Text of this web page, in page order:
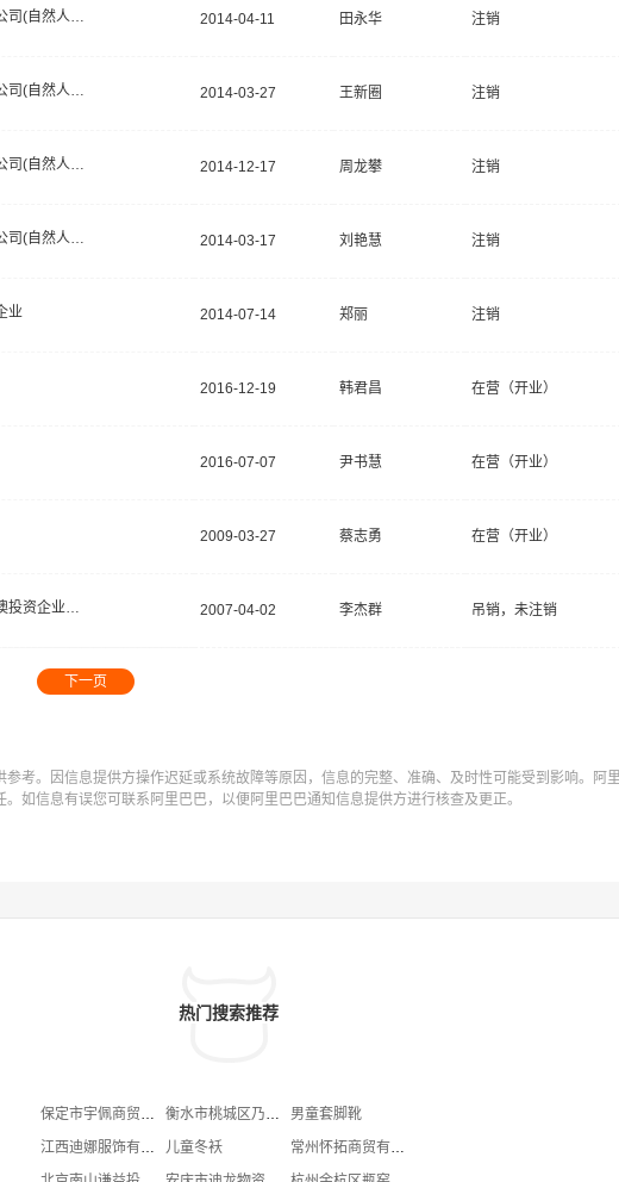
有限责任公司(自然人投资或控股) 2014-04-11 田永华 注销
有限责任公司(自然人投资或控股) 2014-03-27 王新圈 注销
有限责任公司(自然人投资或控股) 2014-12-17 周龙攀 注销
有限责任公司(自然人投资或控股) 2014-03-17 刘艳慧 注销
业 2014-07-14 郑丽 注销
2016-12-19 韩君昌 在营（开业）
2016-07-07 尹书慧 在营（开业）
2009-03-27 蔡志勇 在营（开业）
台、港、澳投资企业分公司 2007-04-02 李杰群 吊销，未注销
下一页
考。因信息提供方操作迟延或系统故障等原因，信息的完整、准确、及时性可能受到影响。阿里
如信息有误您可联系阿里巴巴，以便阿里巴巴通知信息提供方进行核查及更正。
热门搜索推荐
保定市宇佩商贸有限公司 衡水市桃城区乃军保洁服务处
男童套脚靴
江西迪娜服饰有限公司
儿童冬袄
常州怀拓商贸有限公司